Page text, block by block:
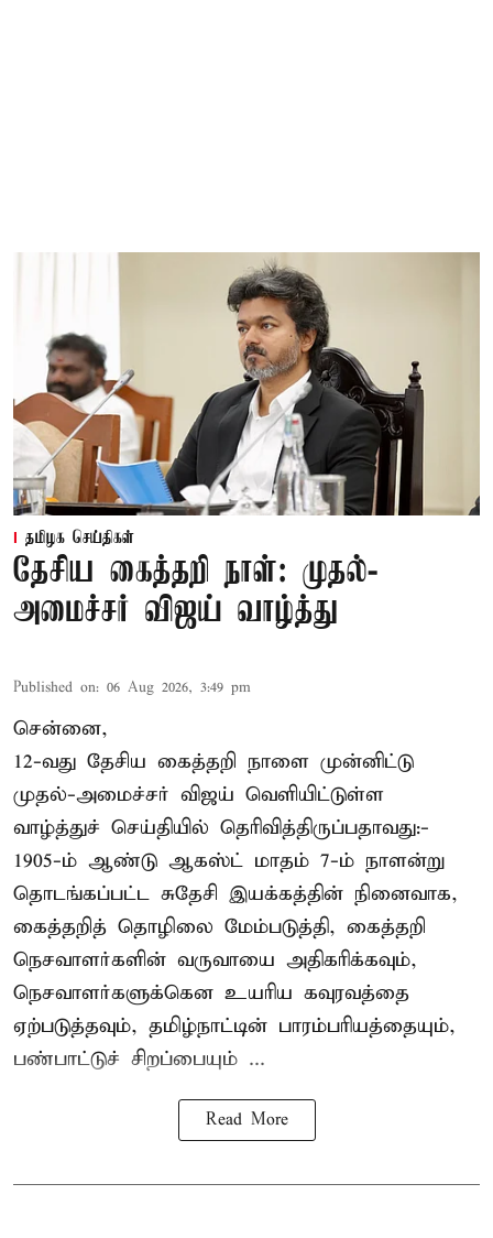
தமிழக செய்திகள்
தேசிய கைத்தறி நாள்: முதல்-
அமைச்சர் விஜய் வாழ்த்து
Published on: 06 Aug 2026, 3:49 pm
சென்னை,
12-வது தேசிய கைத்தறி நாளை முன்னிட்டு
முதல்-அமைச்சர் விஜய் வெளியிட்டுள்ள
வாழ்த்துச் செய்தியில் தெரிவித்திருப்பதாவது:-
1905-ம் ஆண்டு ஆகஸ்ட் மாதம் 7-ம் நாளன்று
தொடங்கப்பட்ட சுதேசி இயக்கத்தின் நினைவாக,
கைத்தறித் தொழிலை மேம்படுத்தி, கைத்தறி
நெசவாளர்களின் வருவாயை அதிகரிக்கவும்,
நெசவாளர்களுக்கென உயரிய கவுரவத்தை
ஏற்படுத்தவும், தமிழ்நாட்டின் பாரம்பரியத்தையும்,
பண்பாட்டுச் சிறப்பையும் ...
Read More